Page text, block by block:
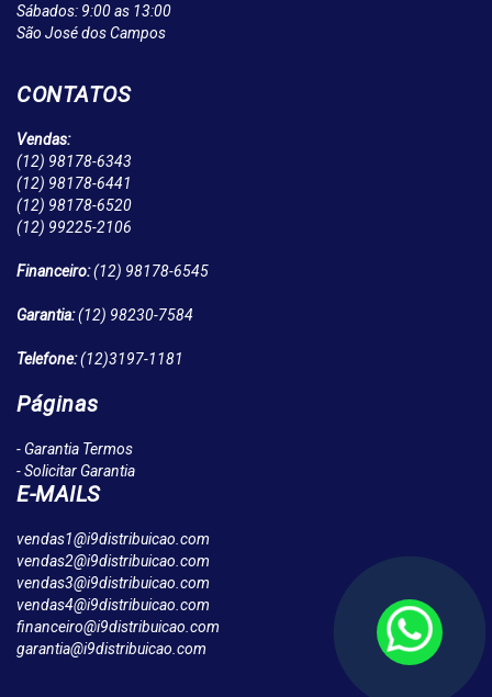
Sábados: 9:00 as 13:00
São José dos Campos
CONTATOS
Vendas:
(12) 98178-6343
(12) 98178-6441
(12) 98178-6520
(12) 99225-2106
Financeiro:(12) 98178-6545
Garantia:(12) 98230-7584
Telefone:(12)3197-1181
Páginas
- Garantia Termos
- Solicitar Garantia
E-MAILS
vendas1@i9distribuicao.com
vendas2@i9distribuicao.com
vendas3@i9distribuicao.com
vendas4@i9distribuicao.com
financeiro@i9distribuicao.com
garantia@i9distribuicao.com